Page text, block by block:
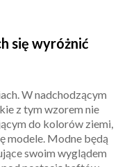
się wyróżnić
W nadchodzącym
z tym wzorem nie
do kolorów ziemi,
modele. Modne będą
swoim wyglądem